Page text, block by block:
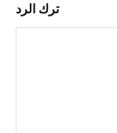
ترك الرد